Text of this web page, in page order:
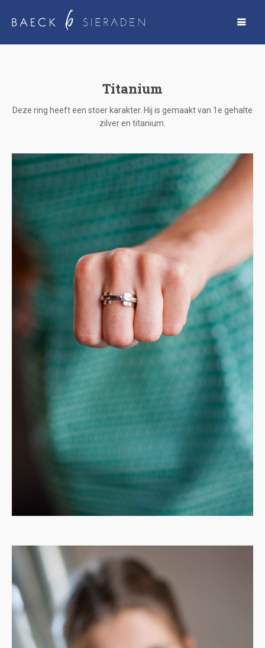
Titanium
Deze ring heeft een stoer karakter. Hij is gemaakt van 1e gehalte
zilver en titanium.